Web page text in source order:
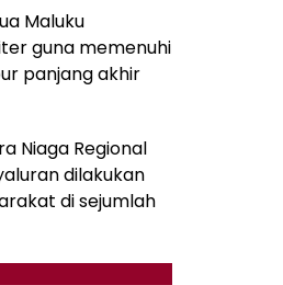
Maluku
guna memenuhi
panjang akhir
Niaga Regional
dilakukan
di sejumlah